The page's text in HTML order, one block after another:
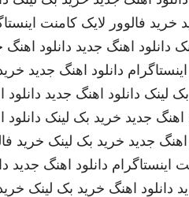
خرید فالوور لایک کامنت
دانلود اهنگ جدید دانلود اهنگ
دانلود اهنگ جدید
لینک دانلود اهنگ جدید دانلود
اهنگ جدید خرید بک لینک دانلود
اهنگ جدید خرید بک لینک خرید
اینستاگرام دانلود اهنگ جدید
دانلود اهنگ خرید بک لینک